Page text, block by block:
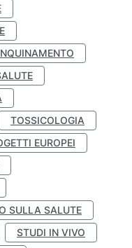
TOSSICOLOGIA
EUROPEI
SULLA SALUTE
STUDI IN VIVO